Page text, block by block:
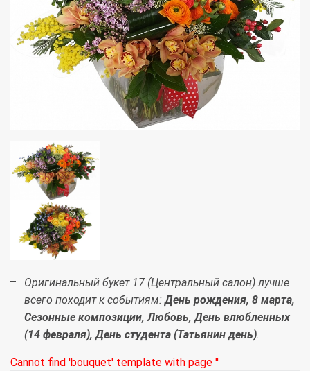
Оригинальный букет 17 (Центральный салон) лучше
всего походит к событиям:День рождения, 8 марта,
Сезонные композиции, Любовь, День влюбленных
(14 февраля), День студента (Татьянин день).
Cannot find 'bouquet' template with page ''